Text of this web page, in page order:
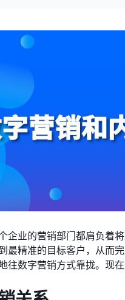
企业的营销部门都肩负着
最精准的目标客户，从而
往数字营销方式靠拢。现